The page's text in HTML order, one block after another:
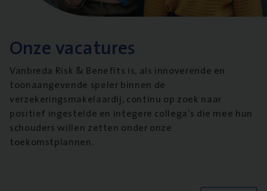
Onze vacatures
Vanbreda Risk & Benefits is, als innoverende en
toonaangevende speler binnen de
verzekeringsmakelaardij, continu op zoek naar
positief ingestelde en integere collega’s die mee hun
schouders willen zetten onder onze
toekomstplannen.